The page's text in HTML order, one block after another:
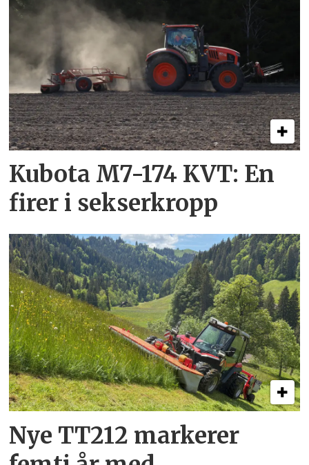
Kubota M7-174 KVT: En
firer i sekserkropp
Nye TT212 markerer